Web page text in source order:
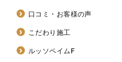
口コミ・お客様の声
こだわり施工
ルッソペイムF